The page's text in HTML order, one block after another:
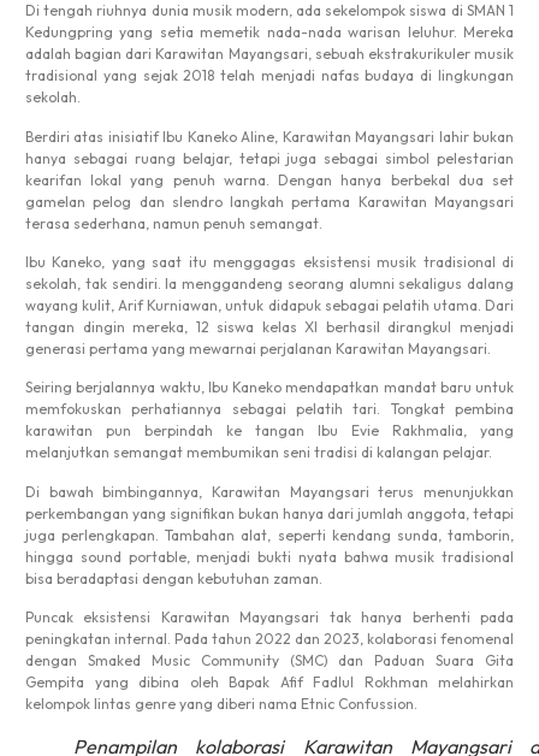
Di tengah riuhnya dunia musik modern, ada sekelompok siswa di SMAN 1
Kedungpring yang setia memetik nada-nada warisan leluhur. Mereka
adalah bagian dari Karawitan Mayangsari, sebuah ekstrakurikuler musik
tradisional yang sejak 2018 telah menjadi nafas budaya di lingkungan
sekolah.
Berdiri atas inisiatif Ibu Kaneko Aline, Karawitan Mayangsari lahir bukan
hanya sebagai ruang belajar, tetapi juga sebagai simbol pelestarian
kearifan lokal yang penuh warna. Dengan hanya berbekal dua set
gamelan pelog dan slendro langkah pertama Karawitan Mayangsari
terasa sederhana, namun penuh semangat.
Ibu Kaneko, yang saat itu menggagas eksistensi musik tradisional di
sekolah, tak sendiri. Ia menggandeng seorang alumni sekaligus dalang
wayang kulit, Arif Kurniawan, untuk didapuk sebagai pelatih utama. Dari
tangan dingin mereka, 12 siswa kelas XI berhasil dirangkul menjadi
generasi pertama yang mewarnai perjalanan Karawitan Mayangsari.
Seiring berjalannya waktu, Ibu Kaneko mendapatkan mandat baru untuk
memfokuskan perhatiannya sebagai pelatih tari. Tongkat pembina
karawitan pun berpindah ke tangan Ibu Evie Rakhmalia, yang
melanjutkan semangat membumikan seni tradisi di kalangan pelajar.
Di bawah bimbingannya, Karawitan Mayangsari terus menunjukkan
perkembangan yang signifikan bukan hanya dari jumlah anggota, tetapi
juga perlengkapan. Tambahan alat, seperti kendang sunda, tamborin,
hingga sound portable, menjadi bukti nyata bahwa musik tradisional
bisa beradaptasi dengan kebutuhan zaman.
Puncak eksistensi Karawitan Mayangsari tak hanya berhenti pada
peningkatan internal. Pada tahun 2022 dan 2023, kolaborasi fenomenal
dengan Smaked Music Community (SMC) dan Paduan Suara Gita
Gempita yang dibina oleh Bapak Afif Fadlul Rokhman melahirkan
kelompok lintas genre yang diberi nama Etnic Confussion.
Penampilan kolaborasi Karawitan Mayangsari